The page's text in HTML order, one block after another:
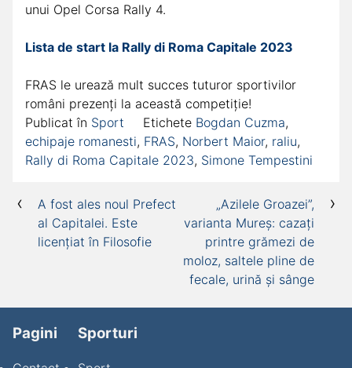
unui Opel Corsa Rally 4.
Lista de start la Rally di Roma Capitale 2023
FRAS le urează mult succes tuturor sportivilor
români prezenți la această competiție!
Publicat în Sport Etichete Bogdan Cuzma,
echipaje romanesti, FRAS, Norbert Maior, raliu,
Rally di Roma Capitale 2023, Simone Tempestini
Navigare
„Azilele Groazei”,
varianta Mureș: cazaţi
printre grămezi de
moloz, saltele pline de
fecale, urină şi sânge
A fost ales noul Prefect
al Capitalei. Este
licențiat în Filosofie
Pagini Sporturi